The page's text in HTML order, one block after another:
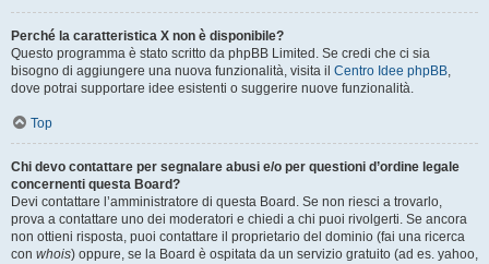
Perché la caratteristica X non è disponibile?
Questo programma è stato scritto da phpBB Limited. Se credi che ci sia
bisogno di aggiungere una nuova funzionalità, visita il Centro Idee phpBB,
dove potrai supportare idee esistenti o suggerire nuove funzionalità.
Top
Chi devo contattare per segnalare abusi e/o per questioni d’ordine legale
concernenti questa Board?
Devi contattare l’amministratore di questa Board. Se non riesci a trovarlo,
prova a contattare uno dei moderatori e chiedi a chi puoi rivolgerti. Se ancora
non ottieni risposta, puoi contattare il proprietario del dominio (fai una ricerca
con whois) oppure, se la Board è ospitata da un servizio gratuito (ad es. yahoo,